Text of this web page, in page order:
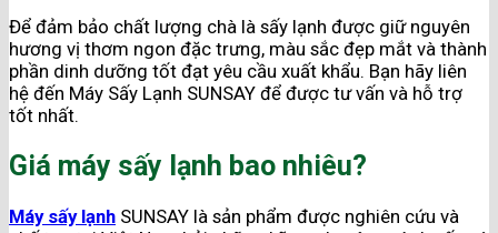
Để đảm bảo chất lượng chà là sấy lạnh được giữ nguyên
hương vị thơm ngon đặc trưng, màu sắc đẹp mắt và thành
phần dinh dưỡng tốt đạt yêu cầu xuất khẩu. Bạn hãy liên
hệ đến Máy Sấy Lạnh SUNSAY để được tư vấn và hỗ trợ
tốt nhất.
Giá máy sấy lạnh bao nhiêu?
Máy sấy lạnh SUNSAY là sản phẩm được nghiên cứu và